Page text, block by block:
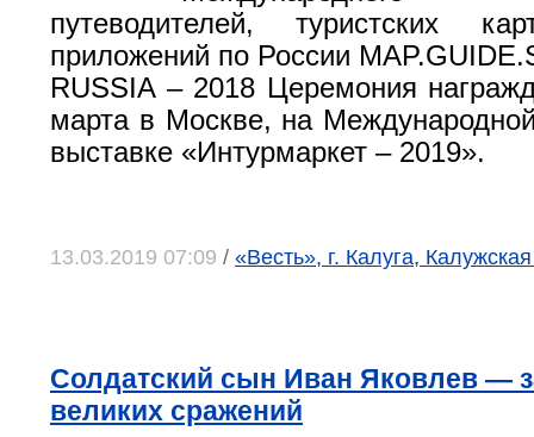
путеводителей, туристских
приложений по России
RUSSIA – 2018 Церемония
марта в Москве, на Международной
выставке «Интурмаркет – 2019».
13.03.2019 07:09 / «Весть», г. Калуга,
Солдатский сын Иван Яковлев —
великих сражений